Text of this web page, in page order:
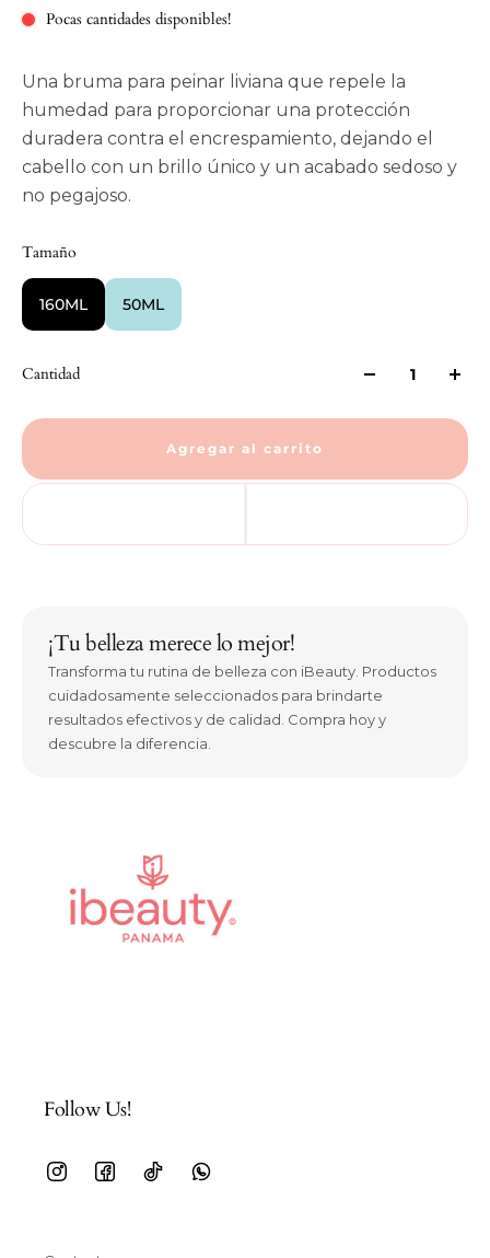
Pocas cantidades disponibles!
Una bruma para peinar liviana que repele la
humedad para proporcionar una protección
duradera contra el encrespamiento, dejando el
cabello con un brillo único y un acabado sedoso y
no pegajoso.
Tamaño
160ML 50ML
Cantidad
Agregar al carrito
¡Tu belleza merece lo mejor!
Transforma tu rutina de belleza con iBeauty. Productos
cuidadosamente seleccionados para brindarte
resultados efectivos y de calidad. Compra hoy y
descubre la diferencia.
Follow Us!